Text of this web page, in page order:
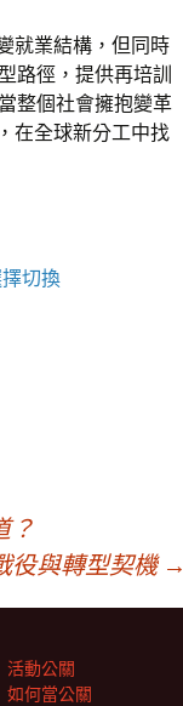
就業結構，但同時
路徑，提供再培訓
整個社會擁抱變革
在全球新分工中找
切換
？
役與轉型契機 →
活動公關
如何當公關